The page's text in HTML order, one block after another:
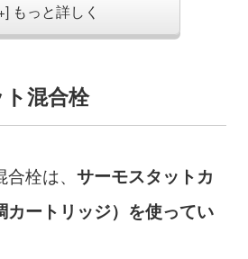
もっと詳しく
混合栓
栓は、 サーモスタットカ
カートリッジ）を使ってい